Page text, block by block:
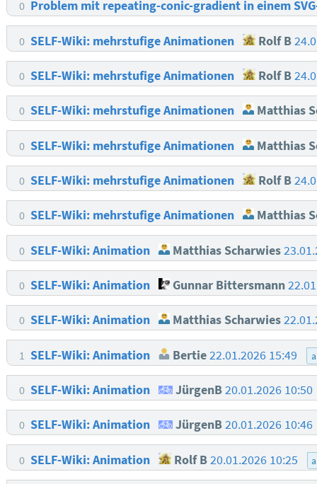
0 Problem mit repeating-conic-gradient in einem
0 SELF-Wiki: mehrstufige Animationen Rolf B
0 SELF-Wiki: mehrstufige Animationen Rolf B
0 SELF-Wiki: mehrstufige Animationen Matthias
0 SELF-Wiki: mehrstufige Animationen Matthias
0 SELF-Wiki: mehrstufige Animationen Rolf B
0 SELF-Wiki: mehrstufige Animationen Matthias
0 SELF-Wiki: Animation Matthias Scharwies
0 SELF-Wiki: Animation Gunnar Bittersmann
0 SELF-Wiki: Animation Matthias Scharwies
1 SELF-Wiki: Animation Bertie22.01.2026 15:49
0 SELF-Wiki: Animation JürgenB20.01.2026 10:50
0 SELF-Wiki: Animation JürgenB20.01.2026 10:46
0 SELF-Wiki: Animation Rolf B20.01.2026 10:25